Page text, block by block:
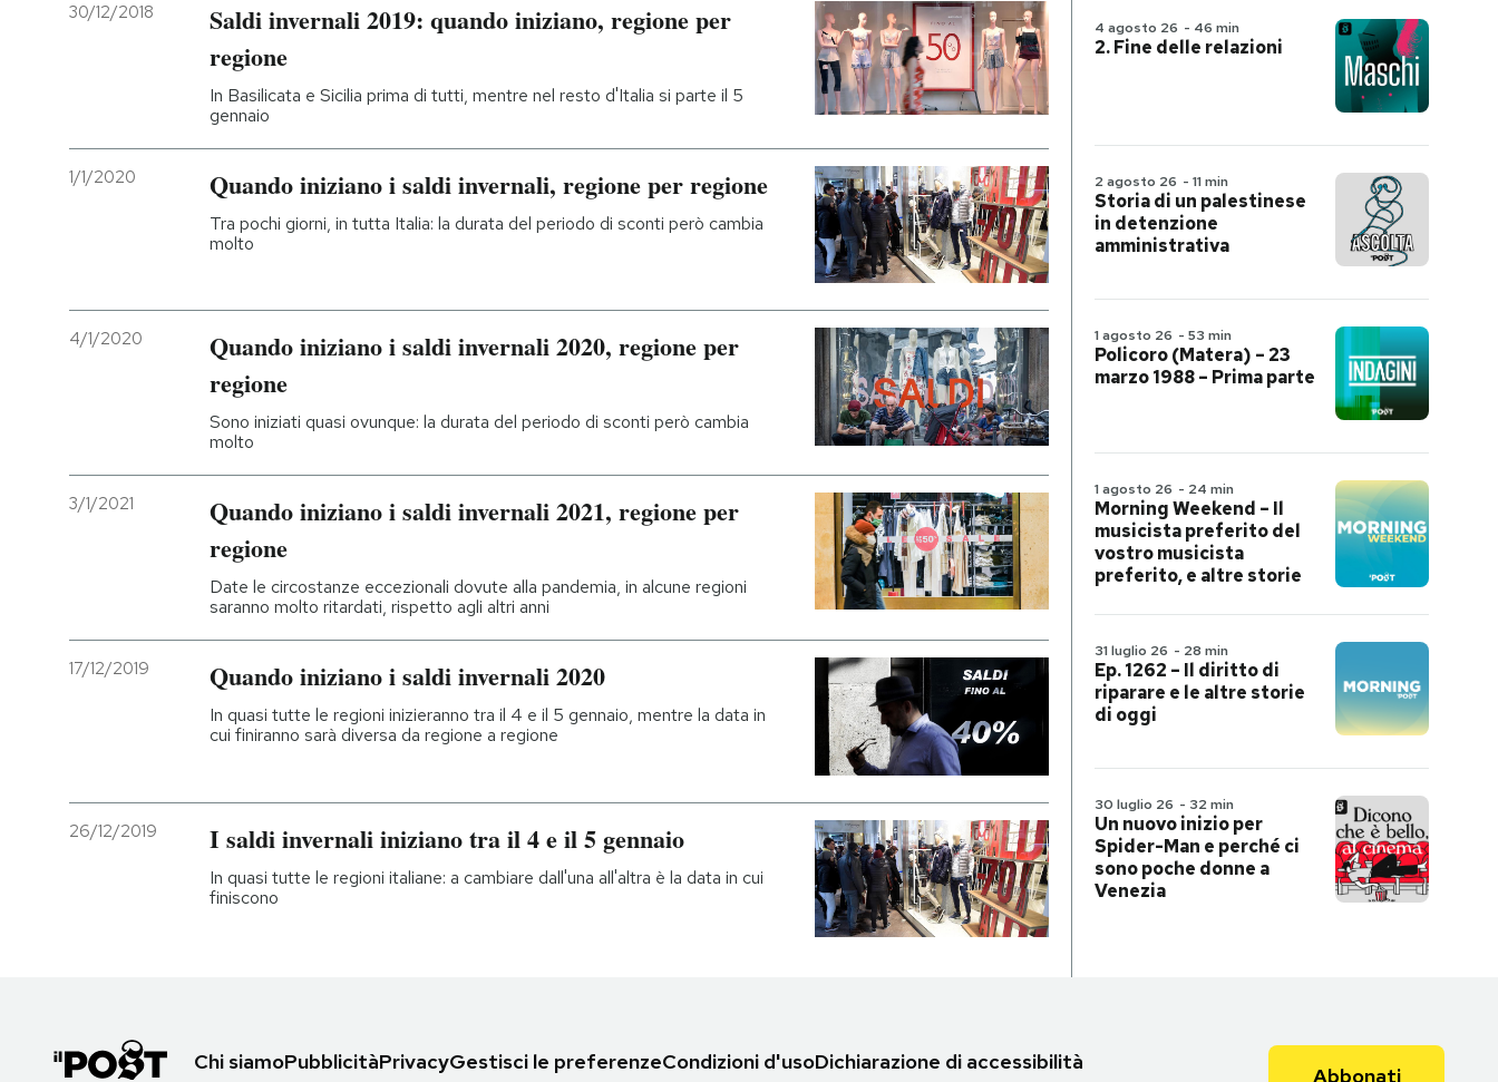
30/12/2018
Saldi invernali 2019: quando iniziano, regione per
regione
In Basilicata e Sicilia prima di tutti, mentre nel resto d'Italia si parte il 5
gennaio
1/1/2020 Quando iniziano i saldi invernali, regione per regione
Tra pochi giorni, in tutta Italia: la durata del periodo di sconti però cambia
molto
4/1/2020
Quando iniziano i saldi invernali 2020, regione per
regione
Sono iniziati quasi ovunque: la durata del periodo di sconti però cambia
molto
3/1/2021
Quando iniziano i saldi invernali 2021, regione per
regione
Date le circostanze eccezionali dovute alla pandemia, in alcune regioni
saranno molto ritardati, rispetto agli altri anni
17/12/2019 Quando iniziano i saldi invernali 2020
In quasi tutte le regioni inizieranno tra il 4 e il 5 gennaio, mentre la data in
cui finiranno sarà diversa da regione a regione
26/12/2019 I saldi invernali iniziano tra il 4 e il 5 gennaio
In quasi tutte le regioni italiane: a cambiare dall'una all'altra è la data in cui
finiscono
4 agosto 26 - 46 min
2. Fine delle relazioni
2 agosto 26 - 11 min
Storia di un palestinese
in detenzione
amministrativa
1 agosto 26 - 53 min
Policoro (Matera) – 23
marzo 1988 – Prima parte
1 agosto 26 - 24 min
Morning Weekend – Il
musicista preferito del
vostro musicista
preferito, e altre storie
31 luglio 26 - 28 min
Ep. 1262 – Il diritto di
riparare e le altre storie
di oggi
30 luglio 26 - 32 min
Un nuovo inizio per
Spider-Man e perché ci
sono poche donne a
Venezia
Chi siamoPubblicitàPrivacyGestisci le preferenzeCondizioni d'usoDichiarazione di accessibilità
Abbonati